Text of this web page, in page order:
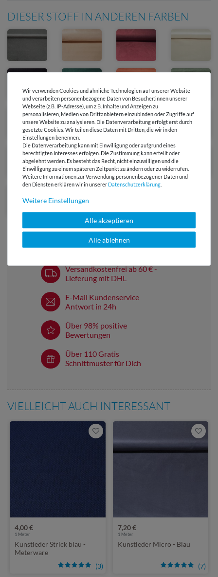
DIESER STOFF IN ANDEREN FARBEN
Versandkostenfrei ab 60 € -
Lieferung mit DHL
E-Mail Kundenservice
Antwort in 24h
Über 98% positive
Bewertungen
Über 110 Gratis
Schnittmuster für Dich
VIELLEICHT AUCH INTERESSANT
(3)
4,00 €
1 Meter
Kunstleder Strick blau -
Meterware
(7)
7,20 €
1 Meter
Kunstleder Micro - Blau
Wir verwenden Cookies und ähnliche Technologien auf unserer Website
und verarbeiten personenbezogene Daten von Besucher:innen unserer
Webseite (z.B. IP-Adresse), um z.B. Inhalte und Anzeigen zu
personalisieren, Medien von Drittanbietern einzubinden oder Zugriffe auf
unsere Website zu analysieren. Die Datenverarbeitung erfolgt erst durch
gesetzte Cookies. Wir teilen diese Daten mit Dritten, die wir in den
Einstellungen benennen.
Die Datenverarbeitung kann mit Einwilligung oder aufgrund eines
berechtigten Interesses erfolgen. Die Zustimmung kann erteilt oder
abgelehnt werden. Es besteht das Recht, nicht einzuwilligen und die
Einwilligung zu einem späteren Zeitpunkt zu ändern oder zu widerrufen.
Weitere Informationen zur Verwendung personenbezogener Daten und
den Diensten erklären wir in unserer Daten­schutz­erklärung
Weitere Einstellungen
Alle akzeptieren
Alle ablehnen